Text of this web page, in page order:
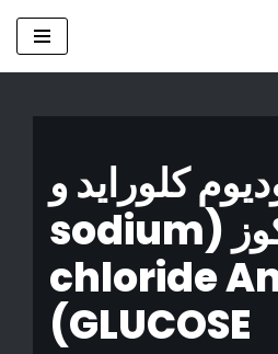
كلورايد و
جلوكوز (sodium
chloride
GLUCOSE)